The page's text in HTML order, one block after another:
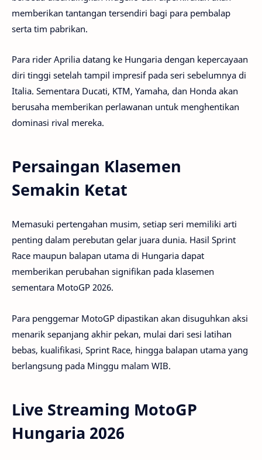
memberikan tantangan tersendiri bagi para pembalap
serta tim pabrikan.
Para rider Aprilia datang ke Hungaria dengan kepercayaan
diri tinggi setelah tampil impresif pada seri sebelumnya di
Italia. Sementara Ducati, KTM, Yamaha, dan Honda akan
berusaha memberikan perlawanan untuk menghentikan
dominasi rival mereka.
Persaingan Klasemen
Semakin Ketat
Memasuki pertengahan musim, setiap seri memiliki arti
penting dalam perebutan gelar juara dunia. Hasil Sprint
Race maupun balapan utama di Hungaria dapat
memberikan perubahan signifikan pada klasemen
sementara MotoGP 2026.
Para penggemar MotoGP dipastikan akan disuguhkan aksi
menarik sepanjang akhir pekan, mulai dari sesi latihan
bebas, kualifikasi, Sprint Race, hingga balapan utama yang
berlangsung pada Minggu malam WIB.
Live Streaming MotoGP
Hungaria 2026